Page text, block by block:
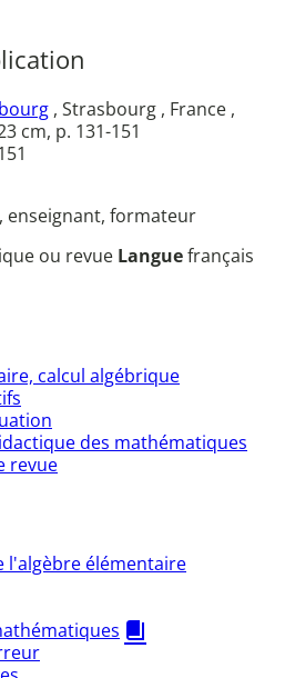
, Strasbourg , France ,
cm, p. 131-151
enseignant, formateur
ou revue Languefrançais
calcul algébrique
des mathématiques
revue
l'algèbre élémentaire